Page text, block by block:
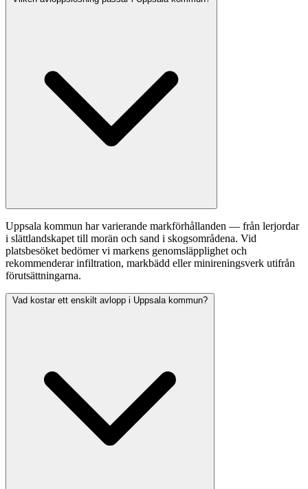
Uppsala kommun har varierande markförhållanden — från lerjordar
i slättlandskapet till morän och sand i skogsområdena. Vid
platsbesöket bedömer vi markens genomsläpplighet och
rekommenderar infiltration, markbädd eller minireningsverk utifrån
förutsättningarna.
Vad kostar ett enskilt avlopp i Uppsala kommun?